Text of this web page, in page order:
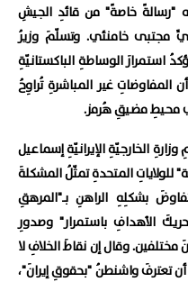
خاصةً" من قائدِ الجيشِ
مجتبى خامنئي. وتسلّمَ وزيرُ
استمرارَ الوساطةِ الباكستانيّةِ
غير المباشرةِ تُراوِحُ
محيطِ مضيقِ هُرمز.
الخارجيّةِ الإيرانيّةِ إسماعيل
للولاياتِ المتحدةِ تمثّلُ المشكلةَ
بشكلِهِ الراهنِ بـ"المرهقِ
الأهدافِ باستمرار" وصدورِ
وقال إن نقاطَ الخلافِ لا
تعترفَ واشنطنُ "بحقوقِ إيرانَ"،